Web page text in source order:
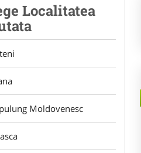
Localitatea
Moldovenesc